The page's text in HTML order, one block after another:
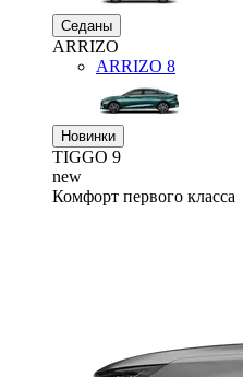
Седаны
ARRIZO
ARRIZO 8
Новинки
TIGGO 9
new
Комфорт первого класса